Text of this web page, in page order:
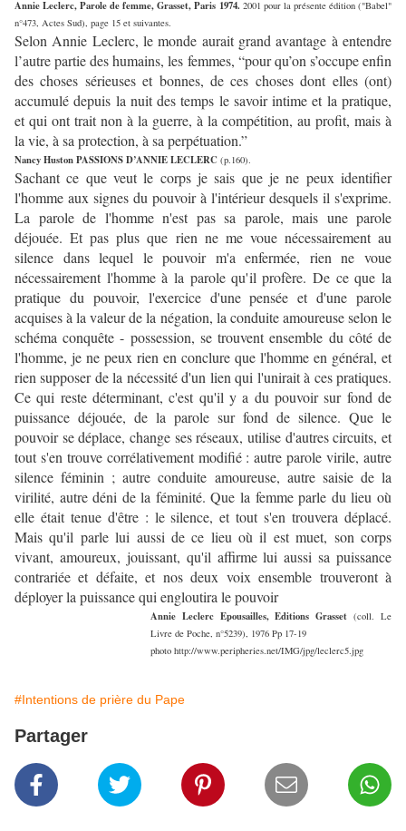
Annie Leclerc, Parole de femme, Grasset, Paris 1974. 2001 pour la présente édition ("Babel"
n°473, Actes Sud), page 15 et suivantes.
Selon Annie Leclerc, le monde aurait grand avantage à entendre
l’autre partie des humains, les femmes, “pour qu’on s’occupe enfin
des choses sérieuses et bonnes, de ces choses dont elles (ont)
accumulé depuis la nuit des temps le savoir intime et la pratique,
et qui ont trait non à la guerre, à la compétition, au profit, mais à
la vie, à sa protection, à sa perpétuation.”
Nancy Huston PASSIONS D’ANNIE LECLERC (p.160).
Sachant ce que veut le corps je sais que je ne peux identifier
l'homme aux signes du pouvoir à l'intérieur desquels il s'exprime.
La parole de l'homme n'est pas sa parole, mais une parole
déjouée. Et pas plus que rien ne me voue nécessairement au
silence dans lequel le pouvoir m'a enfermée, rien ne voue
nécessairement l'homme à la parole qu'il profère. De ce que la
pratique du pouvoir, l'exercice d'une pensée et d'une parole
acquises à la valeur de la négation, la conduite amoureuse selon le
schéma conquête - possession, se trouvent ensemble du côté de
l'homme, je ne peux rien en conclure que l'homme en général, et
rien supposer de la nécessité d'un lien qui l'unirait à ces pratiques.
Ce qui reste déterminant, c'est qu'il y a du pouvoir sur fond de
puissance déjouée, de la parole sur fond de silence. Que le
pouvoir se déplace, change ses réseaux, utilise d'autres circuits, et
tout s'en trouve corrélativement modifié : autre parole virile, autre
silence féminin ; autre conduite amoureuse, autre saisie de la
virilité, autre déni de la féminité. Que la femme parle du lieu où
elle était tenue d'être : le silence, et tout s'en trouvera déplacé.
Mais qu'il parle lui aussi de ce lieu où il est muet, son corps
vivant, amoureux, jouissant, qu'il affirme lui aussi sa puissance
contrariée et défaite, et nos deux voix ensemble trouveront à
déployer la puissance qui engloutira le pouvoir
Annie Leclerc Epousailles, Editions Grasset (coll. Le
Livre de Poche, n°5239), 1976 Pp 17-19
photo http://www.peripheries.net/IMG/jpg/leclerc5.jpg
#Intentions de prière du Pape
Partager